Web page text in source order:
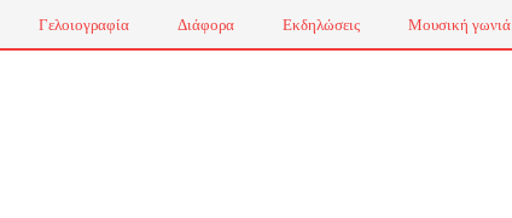
Γελοιογραφία Διάφορα Εκδηλώσεις Μουσική γωνιά